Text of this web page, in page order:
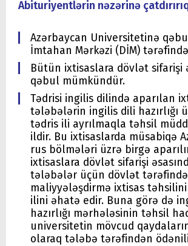
Abituriyentlərin nəzərinə
Azərbaycan Universitetinə
İmtahan Mərkəzi (DİM)
Bütün ixtisaslara dövlət sifarişi
qəbul mümkündür.
Tədrisi ingilis dilində aparılan
tələbələrin ingilis dili hazırlığı
tədris ili ayrılmaqla təhsil
ildir. Bu ixtisaslarda müsabiqə
rus bölmələri üzrə birgə
ixtisaslara dövlət sifarişi
tələbələr üçün dövlət
maliyyələşdirmə ixtisas
ilini əhatə edir. Buna görə də
hazırlığı mərhələsinin təhsil
universitetin mövcud
olaraq tələbə tərəfindən